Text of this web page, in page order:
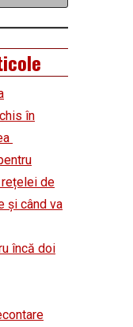
în
de
și când va
încă doi